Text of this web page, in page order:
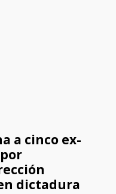
a cinco ex-
dictadura